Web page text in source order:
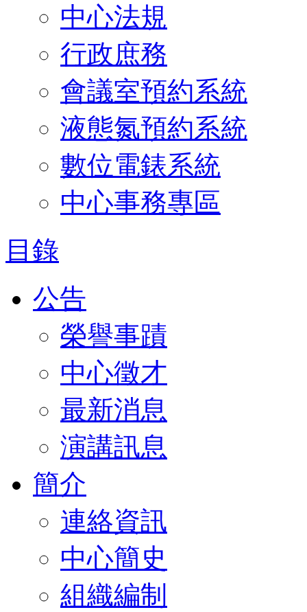
中心法規
行政庶務
會議室預約系統
液態氮預約系統
數位電錶系統
中心事務專區
目錄
公告
榮譽事蹟
中心徵才
最新消息
演講訊息
簡介
連絡資訊
中心簡史
組織編制